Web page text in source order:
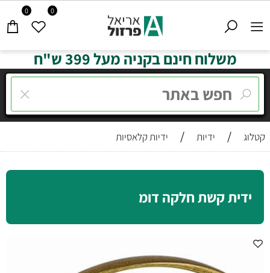
0 0
משלוח חינם בקניה מעל 399 ש"ח
קטלוג / ידיות / ידיות קלאסיות
ידית קשת חלקה דומ